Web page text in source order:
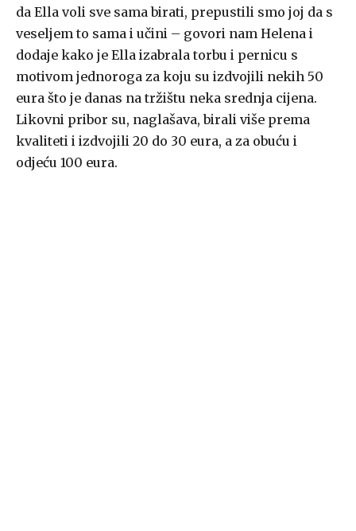
da Ella voli sve sama birati, prepustili smo joj da s
veseljem to sama i učini – govori nam Helena i
dodaje kako je Ella izabrala torbu i pernicu s
motivom jednoroga za koju su izdvojili nekih 50
eura što je danas na tržištu neka srednja cijena.
Likovni pribor su, naglašava, birali više prema
kvaliteti i izdvojili 20 do 30 eura, a za obuću i
odjeću 100 eura.